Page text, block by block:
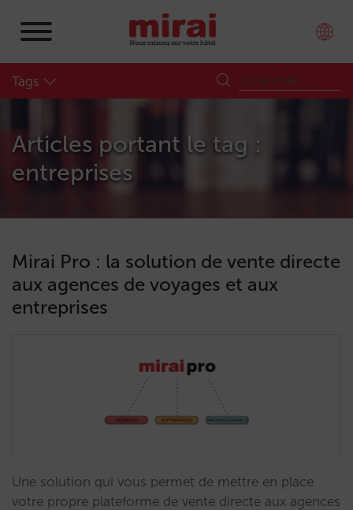
Tags
Articles portant le tag :
entreprises
Mirai Pro : la solution de vente directe
aux agences de voyages et aux
entreprises
Une solution qui vous permet de mettre en place
votre propre plateforme de vente directe aux agences